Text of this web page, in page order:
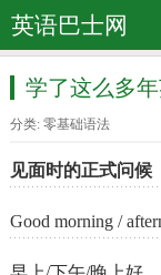
英语巴士网
学了这么多
分类: 零基础语法
见面时的正式问候
Good morning /